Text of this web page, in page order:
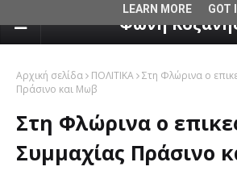
Φωνή
Αρχική σελίδα ΠΟΛΙΤΙΚΑ Στη Φλώρινα ο
Πράσινο και Μωβ
Στη Φλώρινα ο
Συμμαχίας Πράσινο
LEARN MORE GOT